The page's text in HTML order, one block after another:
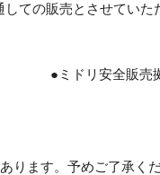
ての販売とさせていた
●ミドリ安全販売
ります。予めご了承くだ